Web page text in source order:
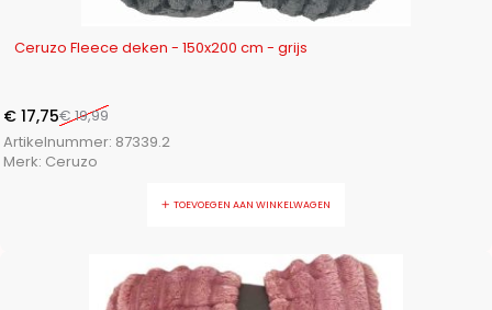
Ceruzo Fleece deken - 150x200 cm - grijs
€19,99
€ 17,75
Artikelnummer: 87339.2
Merk: Ceruzo
TOEVOEGEN AAN WINKELWAGEN